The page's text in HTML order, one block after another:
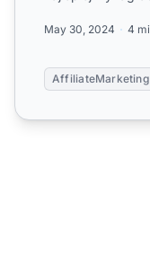
May 30, 2024 4
AffiliateMarketing